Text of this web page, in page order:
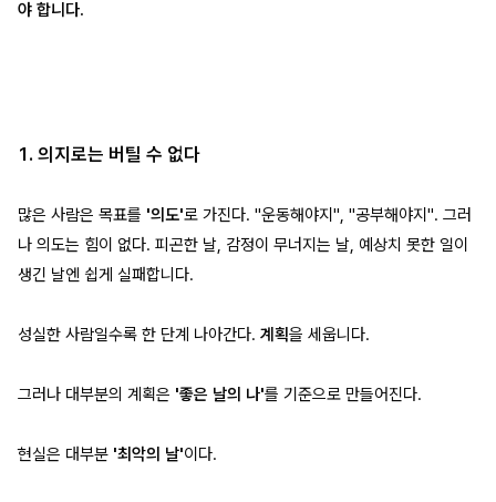
야 합니다.
1. 의지로는 버틸 수 없다
많은 사람은 목표를 '의도'로 가진다. "운동해야지", "공부해야지". 그러
나 의도는 힘이 없다. 피곤한 날, 감정이 무너지는 날, 예상치 못한 일이
생긴 날엔 쉽게 실패합니다.
성실한 사람일수록 한 단계 나아간다. 계획을 세웁니다.
그러나 대부분의 계획은 '좋은 날의 나'를 기준으로 만들어진다.
현실은 대부분 '최악의 날'이다.